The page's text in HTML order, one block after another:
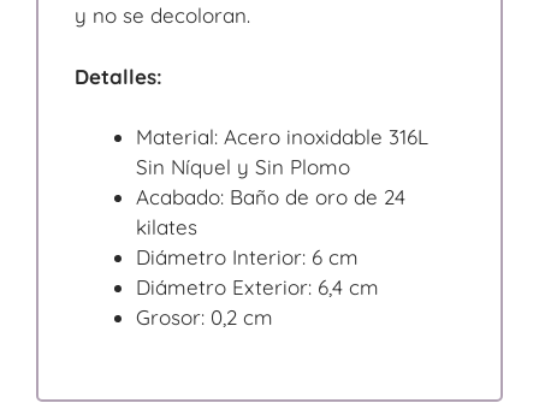
y no se decoloran.
Detalles:
Material: Acero inoxidable 316L
Sin Níquel y Sin Plomo
Acabado: Baño de oro de 24
kilates
Diámetro Interior: 6 cm
Diámetro Exterior: 6,4 cm
Grosor: 0,2 cm